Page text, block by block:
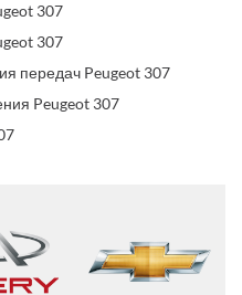
307
307
передач Peugeot 307
Peugeot 307